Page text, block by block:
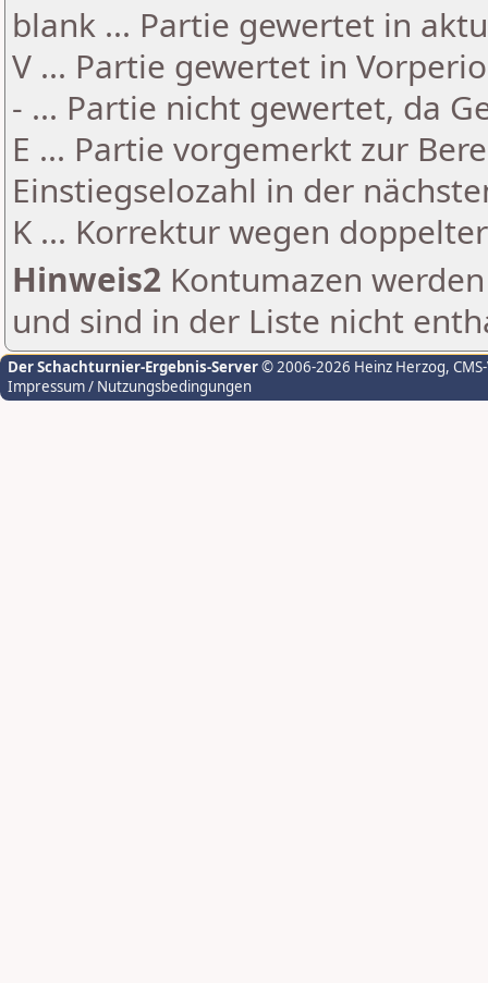
blank ... Partie gewertet in
V ... Partie gewertet in
- ... Partie nicht gewertet, da
E ... Partie vorgemerkt zur
Einstiegselozahl in der
K ... Korrektur wegen
Hinweis2 Kontumazen
und sind in der Liste nicht
Der Schachturnier-Ergebnis-Server© 2006-2026 Heinz Herzog,
Impressum / Nutzungsbedingungen